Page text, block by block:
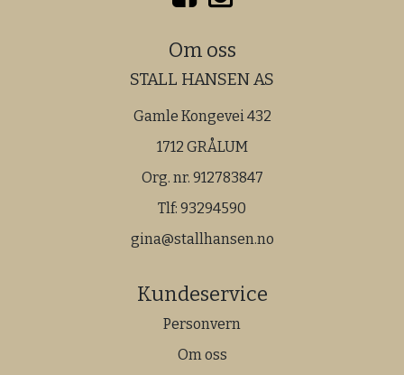
Om oss
STALL HANSEN AS
Gamle Kongevei 432
1712 GRÅLUM
Org. nr. 912783847
Tlf: 93294590
gina@stallhansen.no
Kundeservice
Personvern
Om oss